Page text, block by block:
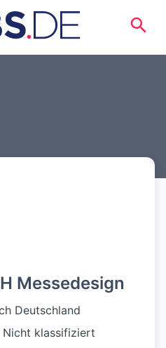
Messedesign
Deutschland
Nicht klassifiziert